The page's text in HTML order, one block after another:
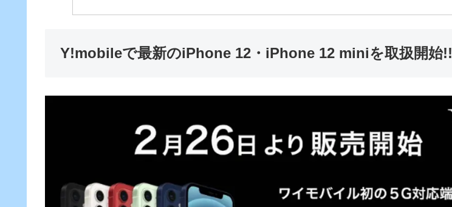
Y!mobileで最新のiPhone 12・iPhone 12 miniを取扱開始!!